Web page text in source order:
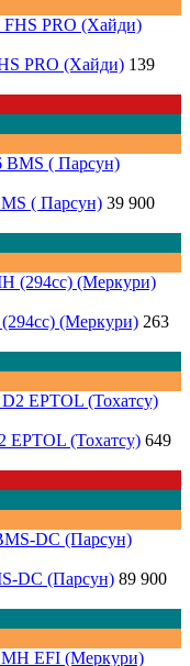
PRO (Хайди) 139
( Парсун) 39 900
(Меркури) 263
EPTOL (Тохатсу) 649
DC (Парсун) 89 900